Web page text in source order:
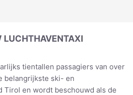
LUCHTHAVENTAXI
tientallen passagiers van over
belangrijkste ski- en
Tirol en wordt beschouwd als de